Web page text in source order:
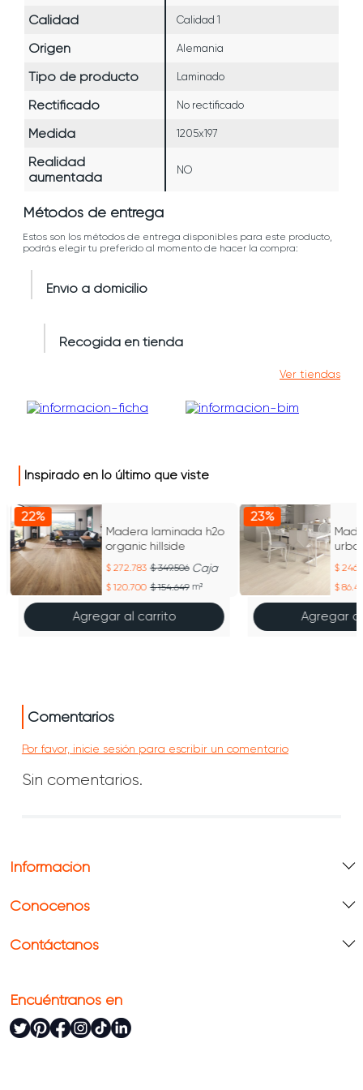
Calidad Calidad 1
Origen Alemania
Tipo de producto Laminado
Rectificado No rectificado
Medida 1205x197
Realidad
aumentada
NO
Métodos de entrega
Estos son los métodos de entrega disponibles para este producto,
podrás elegir tu preferido al momento de hacer la compra:
Envío a domicilio
Recogida en tienda
Ver tiendas
Inspirado en lo último que viste
22%
Madera laminada h2o
organic hillside
272.783 349.506 Caja
120.700 154.649 m²
Agregar al carrito
23%
Agregar
Comentarios
Por favor, inicie sesión para escribir un comentario
Sin comentarios.
Información
Conócenos
Contáctanos
Encuéntranos en